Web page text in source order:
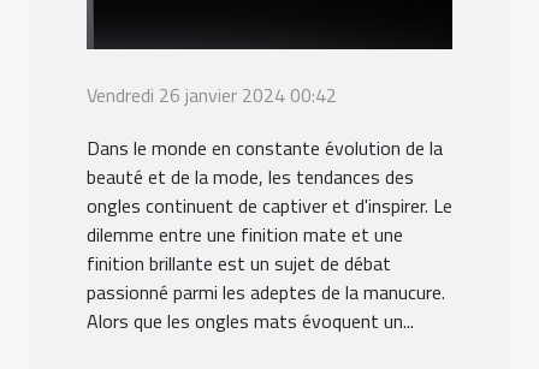
Vendredi 26 janvier 2024 00:42
Dans le monde en constante évolution de la
beauté et de la mode, les tendances des
ongles continuent de captiver et d'inspirer. Le
dilemme entre une finition mate et une
finition brillante est un sujet de débat
passionné parmi les adeptes de la manucure.
Alors que les ongles mats évoquent un...